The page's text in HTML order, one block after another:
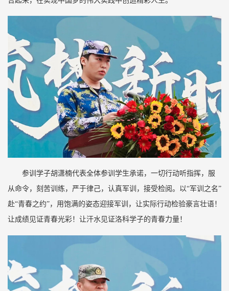
参训学子胡潇楠代表全体参训学生承诺，一切行动听指挥，服
从命令，刻苦训练，严于律己，认真军训，接受检阅。以“军训之名”
赴“青春之约”，用饱满的姿态迎接军训，让实际行动检验豪言壮语！
让成绩见证青春光彩！让汗水见证洛科学子的青春力量！